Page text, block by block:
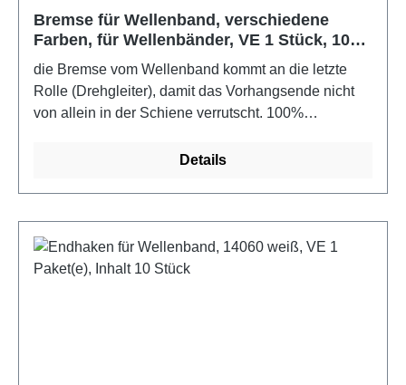
Bremse für Wellenband, verschiedene
Farben, für Wellenbänder, VE 1 Stück, 100
Stück
die Bremse vom Wellenband kommt an die letzte
Rolle (Drehgleiter), damit das Vorhangsende nicht
von allein in der Schiene verrutscht. 100%
Details